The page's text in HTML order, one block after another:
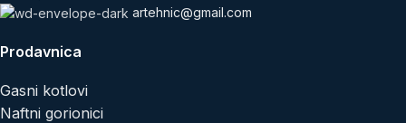
artehnic@gmail.com
Prodavnica
Gasni kotlovi
Naftni gorionici